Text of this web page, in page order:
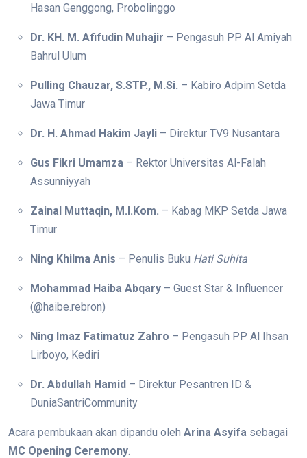
Hasan Genggong, Probolinggo
Dr. KH. M. Afifudin Muhajir – Pengasuh PP Al Amiyah
Bahrul Ulum
Pulling Chauzar, S.STP., M.Si. – Kabiro Adpim Setda
Jawa Timur
Dr. H. Ahmad Hakim Jayli – Direktur TV9 Nusantara
Gus Fikri Umamza – Rektor Universitas Al-Falah
Assunniyyah
Zainal Muttaqin, M.I.Kom. – Kabag MKP Setda Jawa
Timur
Ning Khilma Anis – Penulis Buku Hati Suhita
Mohammad Haiba Abqary – Guest Star & Influencer
(@haibe.rebron)
Ning Imaz Fatimatuz Zahro – Pengasuh PP Al Ihsan
Lirboyo, Kediri
Dr. Abdullah Hamid – Direktur Pesantren ID &
DuniaSantriCommunity
Acara pembukaan akan dipandu oleh Arina Asyifa sebagai
MC Opening Ceremony